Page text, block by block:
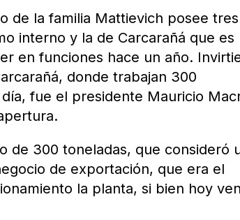
de la familia Mattievich posee tres
interno y la de Carcarañá que es
en funciones hace un año.
donde trabajan 300
fue el presidente Mauricio
de 300 toneladas, que consideró
de exportación, que era el
la planta, si bien hoy